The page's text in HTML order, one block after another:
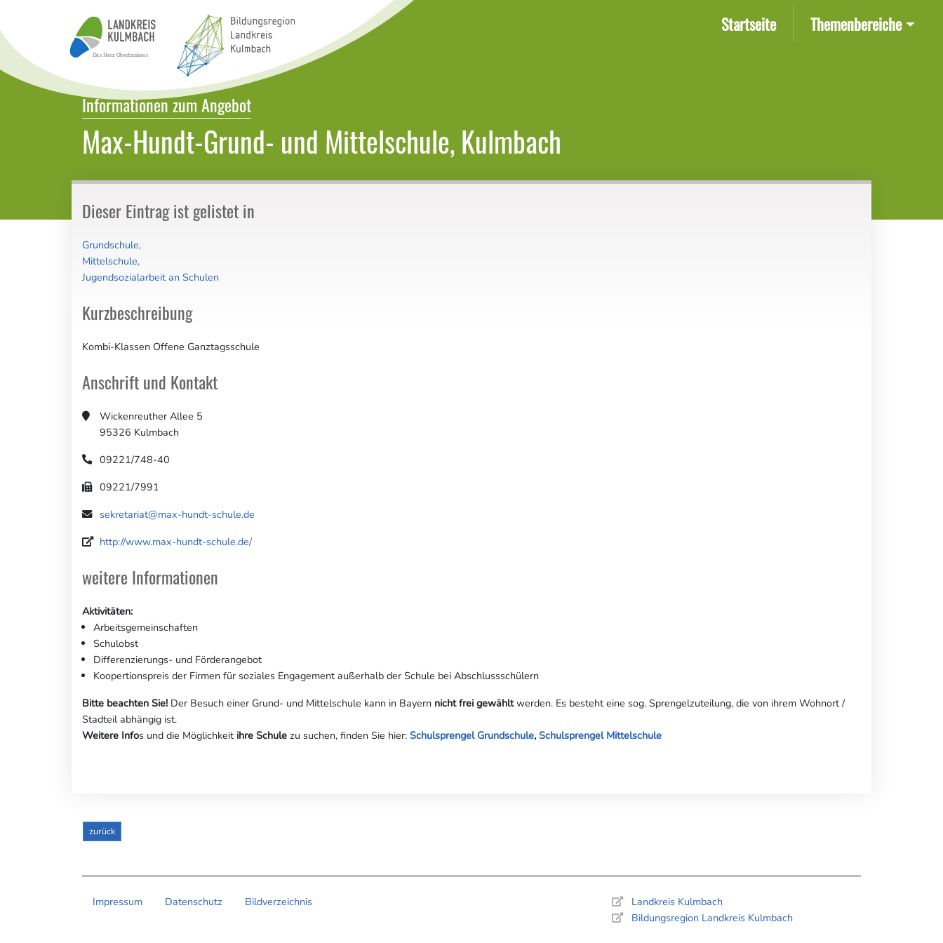
Bildungsatlas Landkreis Kulmbach Startseite(current)Themenbereiche
Informationen zum Angebot
Max-Hundt-Grund- und Mittelschule, Kulmbach
Dieser Eintrag ist gelistet in
Grundschule
Mittelschule
Jugendsozialarbeit an Schulen
Kurzbeschreibung
Kombi-Klassen Offene Ganztagsschule
Anschrift und Kontakt
Wickenreuther Allee 5
95326 Kulmbach
09221/748-40
09221/7991
sekretariat@max-hundt-schule.de
http://www.max-hundt-schule.de/
weitere Informationen
Aktivitäten:
Arbeitsgemeinschaften
Schulobst
Differenzierungs- und Förderangebot
Koopertionspreis der Firmen für soziales Engagement außerhalb der Schule bei Abschlussschülern
Bitte beachten Sie! Der Besuch einer Grund- und Mittelschule kann in Bayern nicht frei gewähltwerden. Es besteht eine sog. Sprengelzuteilung, die von ihrem Wohnort /
Stadteil abhängig ist.
Weitere Infos und die Möglichkeit ihre Schule zu suchen, finden Sie hier: Schulsprengel Grundschule, Schulsprengel Mittelschule
zurück
Impressum Datenschutz Bildverzeichnis
Landkreis Kulmbach
Bildungsregion Landkreis Kulmbach